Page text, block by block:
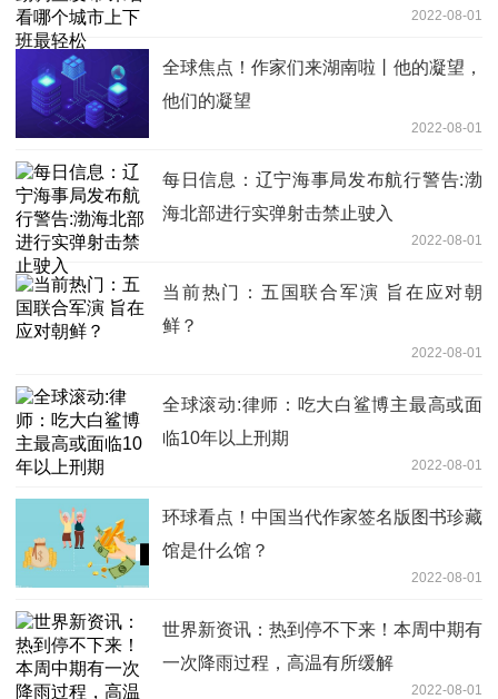
2022-08-01
全球焦点！作家们来湖南啦丨他的凝望，
他们的凝望
2022-08-01
每日信息：辽宁海事局发布航行警告:渤
海北部进行实弹射击禁止驶入
2022-08-01
当前热门：五国联合军演 旨在应对朝
鲜？
2022-08-01
全球滚动:律师：吃大白鲨博主最高或面
临10年以上刑期
2022-08-01
环球看点！中国当代作家签名版图书珍藏
馆是什么馆？
2022-08-01
世界新资讯：热到停不下来！本周中期有
一次降雨过程，高温有所缓解
2022-08-01